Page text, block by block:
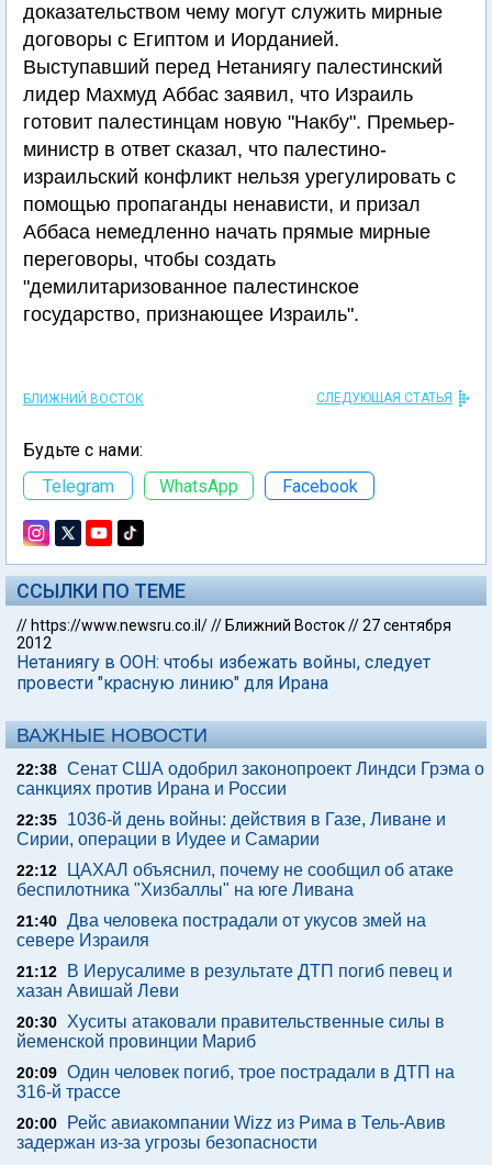
доказательством чему могут служить мирные
договоры с Египтом и Иорданией.
Выступавший перед Нетаниягу палестинский
лидер Махмуд Аббас заявил, что Израиль
готовит палестинцам новую "Накбу". Премьер-
министр в ответ сказал, что палестино-
израильский конфликт нельзя урегулировать с
помощью пропаганды ненависти, и призал
Аббаса немедленно начать прямые мирные
переговоры, чтобы создать
"демилитаризованное палестинское
государство, признающее Израиль".
БЛИЖНИЙ ВОСТОК СЛЕДУЮЩАЯ СТАТЬЯ
Будьте с нами:
Telegram
WhatsApp Facebook
ССЫЛКИ ПО ТЕМЕ
// https://www.newsru.co.il/// Ближний Восток//27 сентября
2012
Нетаниягу в ООН: чтобы избежать войны, следует
провести "красную линию" для Ирана
ВАЖНЫЕ НОВОСТИ
22:38 Сенат США одобрил законопроект Линдси Грэма о
санкциях против Ирана и России
22:35
1036-й день войны: действия в Газе, Ливане и
Сирии, операции в Иудее и Самарии
22:12
ЦАХАЛ объяснил, почему не сообщил об атаке
беспилотника "Хизбаллы" на юге Ливана
21:40 Два человека пострадали от укусов змей на
севере Израиля
21:12
В Иерусалиме в результате ДТП погиб певец и
хазан Авишай Леви
20:30
Хуситы атаковали правительственные силы в
йеменской провинции Мариб
20:09 Один человек погиб, трое пострадали в ДТП на
316-й трассе
20:00
Рейс авиакомпании Wizz из Рима в Тель-Авив
задержан из-за угрозы безопасности